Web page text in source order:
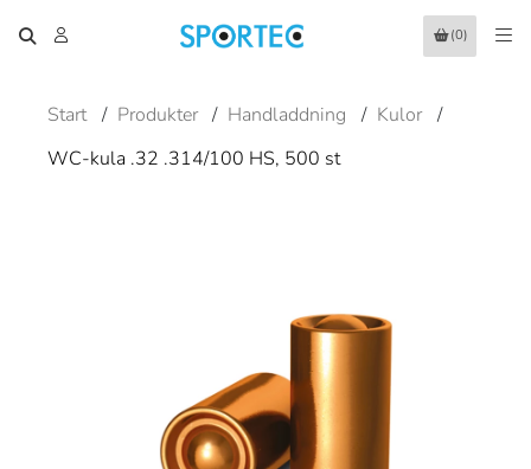
(0)
Start / Produkter / Handladdning / Kulor /
WC-kula .32 .314/100 HS, 500 st